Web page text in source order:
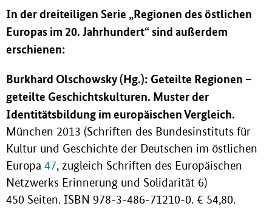
In der dreiteiligen Serie „Regionen des östlichen
Europas im 20. Jahrhundert“ sind außerdem
erschienen:
Burkhard Olschowsky (Hg.): Geteilte Regionen –
geteilte Geschichtskulturen. Muster der
Identitätsbildung im europäischen Vergleich.
München 2013 (Schriften des Bundesinstituts für
Kultur und Geschichte der Deutschen im östlichen
Europa 47, zugleich Schriften des Europäischen
Netzwerks Erinnerung und Solidarität 6)
450 Seiten. ISBN 978-3-486-71210-0. € 54,80.